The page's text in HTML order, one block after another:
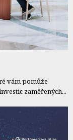
vám pomůže
zaměřených...